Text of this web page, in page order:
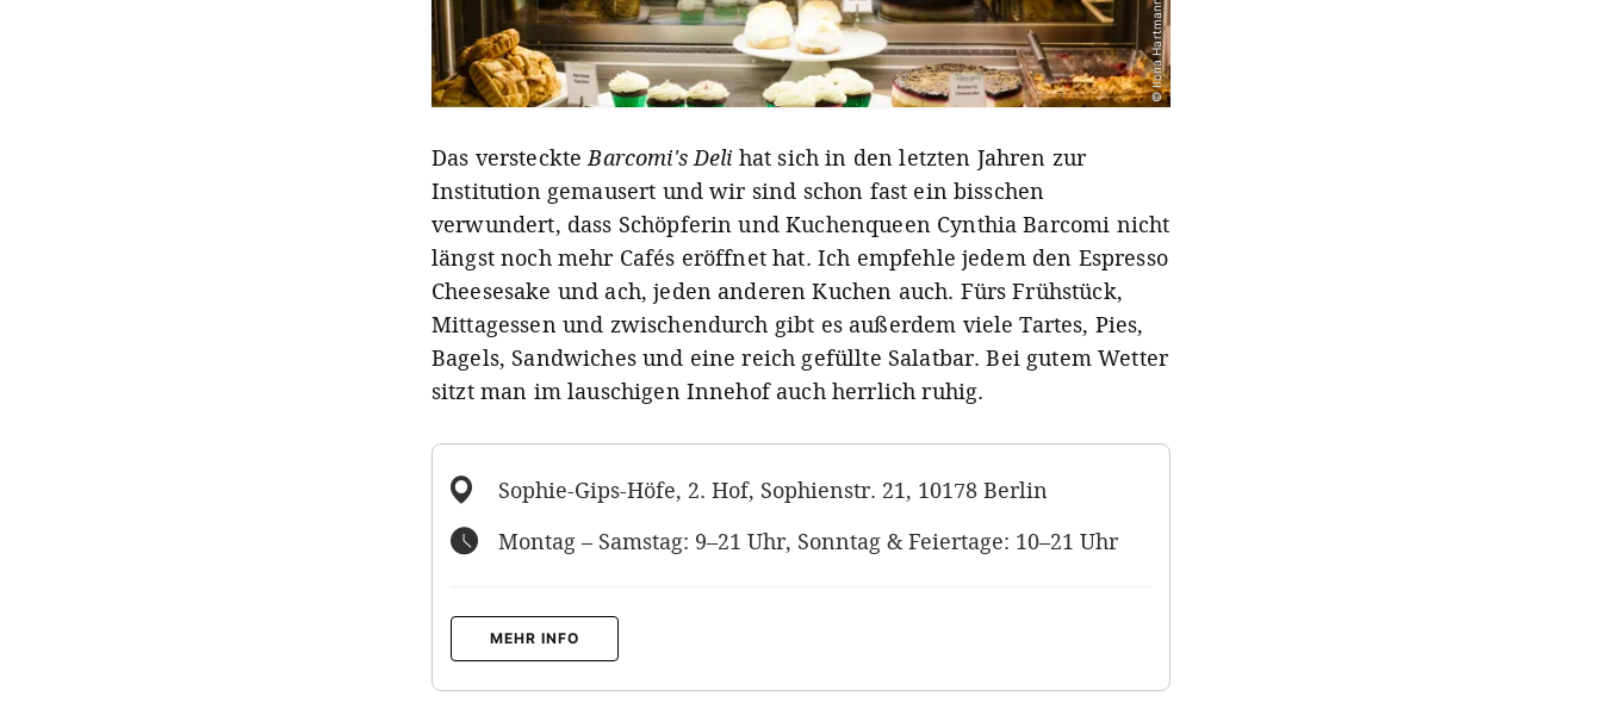
© Ilona Hartmann
Das versteckte Barcomi's Deli hat sich in den letzten Jahren zur
Institution gemausert und wir sind schon fast ein bisschen
verwundert, dass Schöpferin und Kuchenqueen Cynthia Barcomi nicht
längst noch mehr Cafés eröffnet hat. Ich empfehle jedem den Espresso
Cheesesake und ach, jeden anderen Kuchen auch. Fürs Frühstück,
Mittagessen und zwischendurch gibt es außerdem viele Tartes, Pies,
Bagels, Sandwiches und eine reich gefüllte Salatbar. Bei gutem Wetter
sitzt man im lauschigen Innehof auch herrlich ruhig.
Sophie-Gips-Höfe, 2. Hof, Sophienstr. 21, 10178 Berlin
Montag – Samstag: 9–21 Uhr, Sonntag & Feiertage: 10–21 Uhr
MEHR INFO